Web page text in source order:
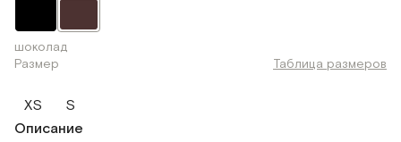
шоколад
Размер
Таблица размеров
XS
S
Описание